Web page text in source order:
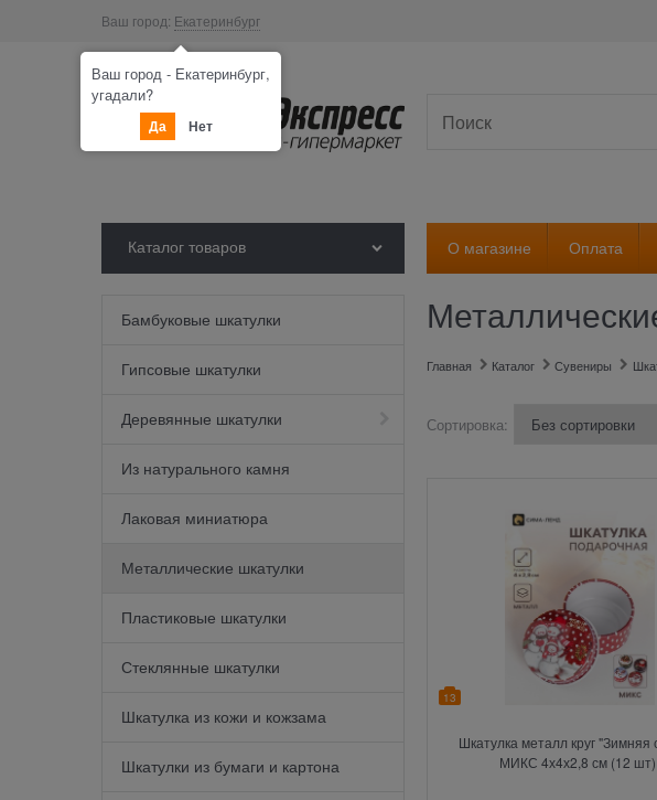
Ваш город: Екатеринбург
Каталог товаров О магазине Оплата
Бамбуковые шкатулки
Гипсовые шкатулки
Деревянные шкатулки
Из натурального камня
Лаковая миниатюра
Металлические шкатулки
Пластиковые шкатулки
Стеклянные шкатулки
Шкатулка из кожи и кожзама
Шкатулки из бумаги и картона
Главная Каталог Сувениры
Сортировка:
13
Шкатулка металл круг "Зимняя
МИКС 4х4х2,8 см (12 шт)
Ваш город - Екатеринбург,
угадали?
Да Нет